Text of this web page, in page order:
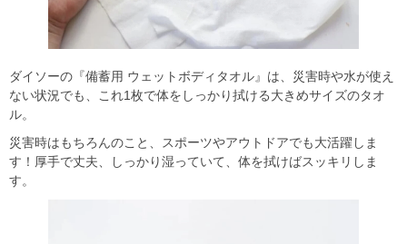
ダイソーの『備蓄用 ウェットボディタオル』は、災害時や水が使え
ない状況でも、これ1枚で体をしっかり拭ける大きめサイズのタオ
ル。
災害時はもちろんのこと、スポーツやアウトドアでも大活躍しま
す！厚手で丈夫、しっかり湿っていて、体を拭けばスッキリしま
す。